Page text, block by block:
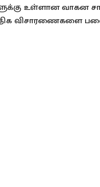
உள்ளான வாகன
விசாரணைகளை